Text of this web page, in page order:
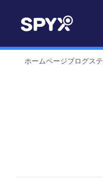
ホームページブログス